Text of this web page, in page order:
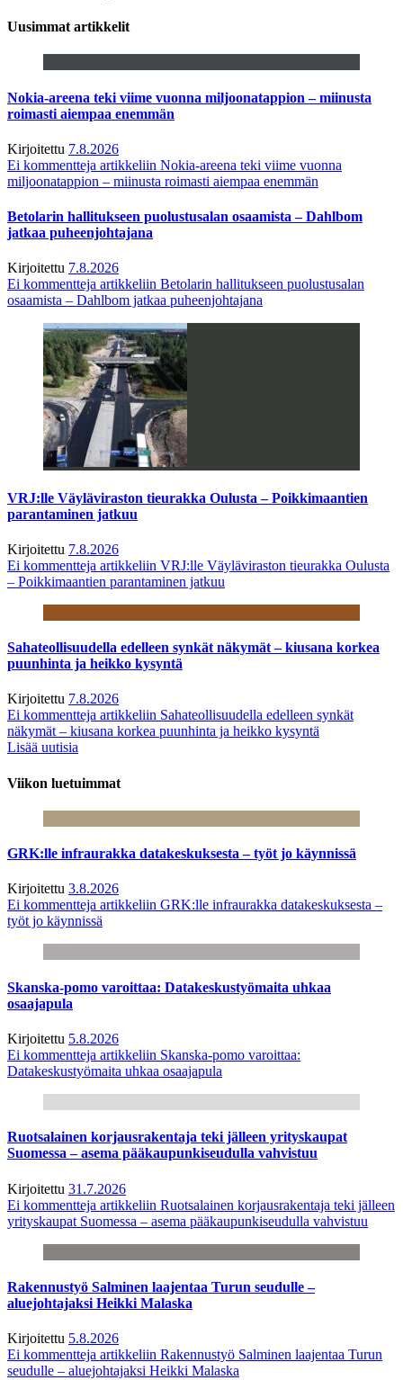
Uusimmat artikkelit
Nokia-areena teki viime vuonna miljoonatappion – miinusta
roimasti aiempaa enemmän
Kirjoitettu 7.8.2026
Ei kommentteja artikkeliin Nokia-areena teki viime vuonna
miljoonatappion – miinusta roimasti aiempaa enemmän
Betolarin hallitukseen puolustusalan osaamista – Dahlbom
jatkaa puheenjohtajana
Kirjoitettu 7.8.2026
Ei kommentteja artikkeliin Betolarin hallitukseen puolustusalan
osaamista – Dahlbom jatkaa puheenjohtajana
VRJ:lle Väyläviraston tieurakka Oulusta – Poikkimaantien
parantaminen jatkuu
Kirjoitettu 7.8.2026
Ei kommentteja artikkeliin VRJ:lle Väyläviraston tieurakka Oulusta
– Poikkimaantien parantaminen jatkuu
Sahateollisuudella edelleen synkät näkymät – kiusana korkea
puunhinta ja heikko kysyntä
Kirjoitettu 7.8.2026
Ei kommentteja artikkeliin Sahateollisuudella edelleen synkät
näkymät – kiusana korkea puunhinta ja heikko kysyntä
Lisää uutisia
Viikon luetuimmat
GRK:lle infraurakka datakeskuksesta – työt jo käynnissä
Kirjoitettu 3.8.2026
Ei kommentteja artikkeliin GRK:lle infraurakka datakeskuksesta –
työt jo käynnissä
Skanska-pomo varoittaa: Datakeskustyömaita uhkaa
osaajapula
Kirjoitettu 5.8.2026
Ei kommentteja artikkeliin Skanska-pomo varoittaa:
Datakeskustyömaita uhkaa osaajapula
Ruotsalainen korjausrakentaja teki jälleen yrityskaupat
Suomessa – asema pääkaupunkiseudulla vahvistuu
Kirjoitettu 31.7.2026
Ei kommentteja artikkeliin Ruotsalainen korjausrakentaja teki jälleen
yrityskaupat Suomessa – asema pääkaupunkiseudulla vahvistuu
Rakennustyö Salminen laajentaa Turun seudulle –
aluejohtajaksi Heikki Malaska
Kirjoitettu 5.8.2026
Ei kommentteja artikkeliin Rakennustyö Salminen laajentaa Turun
seudulle – aluejohtajaksi Heikki Malaska